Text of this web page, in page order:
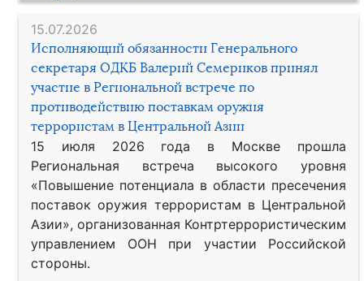
15.07.2026
Исполняющий обязанности Генерального
секретаря ОДКБ Валерий Семериков принял
участие в Региональной встрече по
противодействию поставкам оружия
террористам в Центральной Азии
15 июля 2026 года в Москве прошла
Региональная встреча высокого уровня
«Повышение потенциала в области пресечения
поставок оружия террористам в Центральной
Азии», организованная Контртеррористическим
управлением ООН при участии Российской
стороны.